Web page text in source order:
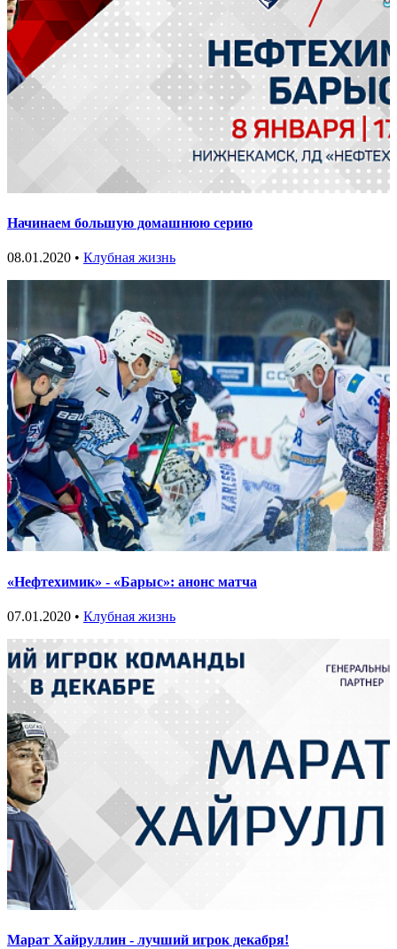
Начинаем большую домашнюю серию
08.01.2020 • Клубная жизнь
«Нефтехимик» - «Барыс»: анонс матча
07.01.2020 • Клубная жизнь
Марат Хайруллин - лучший игрок декабря!